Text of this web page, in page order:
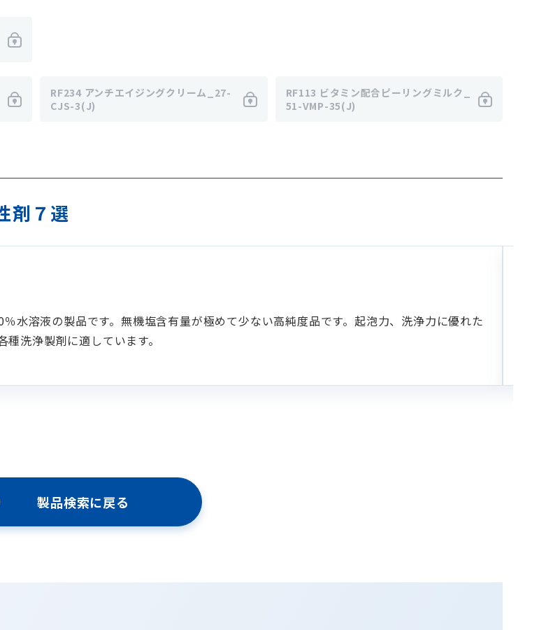
RF234 アンチエイジングクリーム_27-
CJS-3(J)
RF113 ビタミン配合ピーリングミルク_
51-VMP-35(J)
剤７選
水溶液の製品です。無機塩含有量が極めて少ない高純度品です。起泡力、洗浄力に優れた
洗浄製剤に適しています。
製品検索に戻る